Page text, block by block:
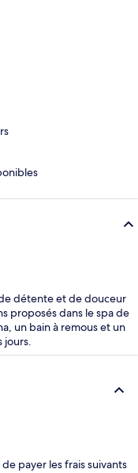
détente et de douceur
proposés dans le spa de
un bain à remous et un
jours.
payer les frais suivants